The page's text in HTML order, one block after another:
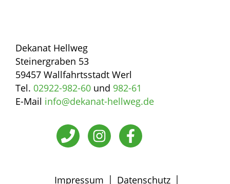
Dekanat Hellweg
Steinergraben 53
59457 Wallfahrtsstadt Werl
Tel. 02922-982-60 und 982-61
E-Mail info@dekanat-hellweg.de
Impressum | Datenschutz |